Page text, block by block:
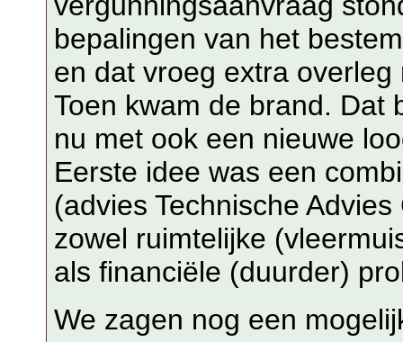
bepalingen van het
en dat vroeg extra
Toen kwam de brand. Dat
nu met ook een nieuwe
Eerste idee was een
(advies Technische
zowel ruimtelijke
als financiële (duurder)
We zagen nog een